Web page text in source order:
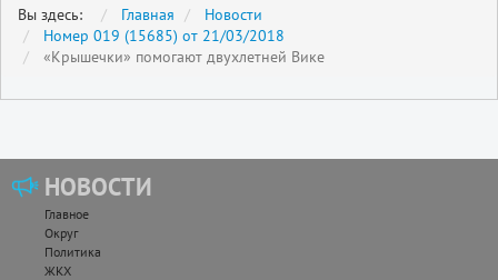
Вы здесь: Главная
Новости
Номер 019 (15685) от 21/03/2018
«Крышечки» помогают двухлетней Вике
НОВОСТИ
Главное
Округ
Политика
ЖКХ